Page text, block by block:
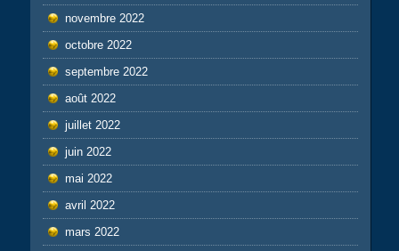
novembre 2022
octobre 2022
septembre 2022
août 2022
juillet 2022
juin 2022
mai 2022
avril 2022
mars 2022